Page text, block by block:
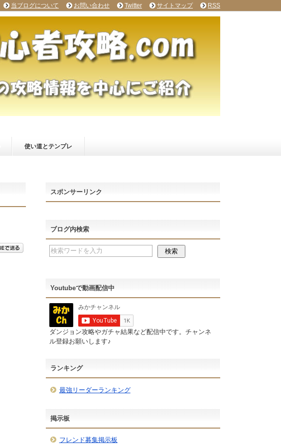
使い道とテンプレ
スポンサーリンク
ブログ内検索
Youtubeで動画配信中
ダンジョン攻略やガチャ結果など配信中です。チャンネ
ル登録お願いします♪
ランキング
最強リーダーランキング
掲示板
フレンド募集掲示板
当ブログについて お問い合わせ Twitter サイトマップ RSS